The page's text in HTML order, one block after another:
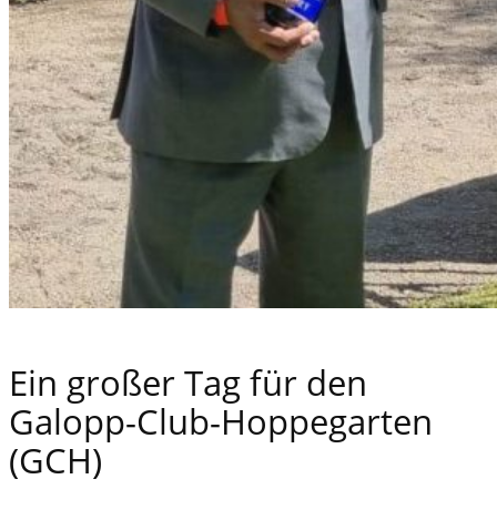
Ein großer Tag für den
Galopp-Club-Hoppegarten
(GCH)